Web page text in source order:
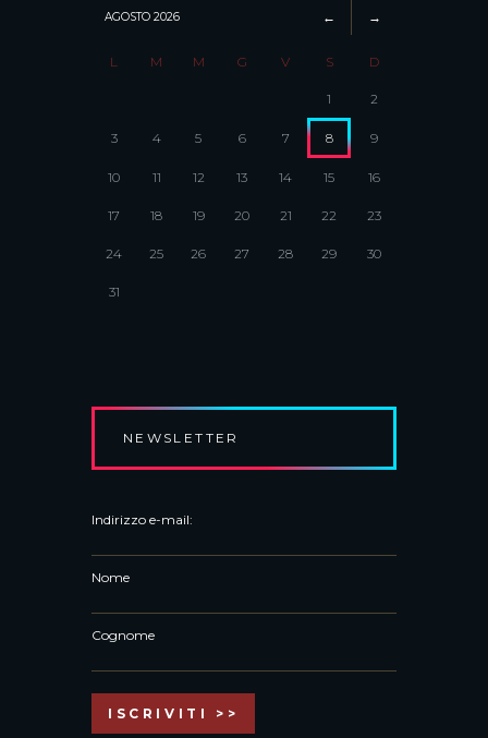
AGOSTO 2026
L M M G V S D
1 2
3 4 5 6 7 8 9
10 11 12 13 14 15 16
17 18 19 20 21 22 23
24 25 26 27 28 29 30
31
NEWSLETTER
Indirizzo e-mail:
Nome
Cognome